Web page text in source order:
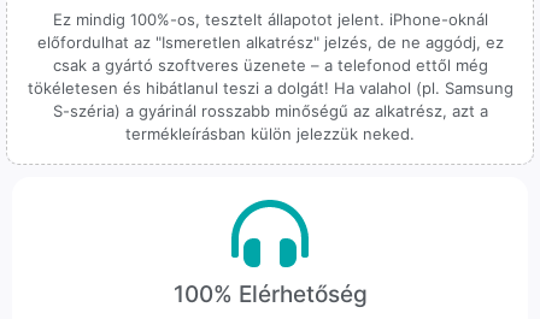
Ez mindig 100%-os, tesztelt állapotot jelent. iPhone-oknál
előfordulhat az "Ismeretlen alkatrész" jelzés, de ne aggódj, ez
csak a gyártó szoftveres üzenete – a telefonod ettől még
tökéletesen és hibátlanul teszi a dolgát! Ha valahol (pl. Samsung
S-széria) a gyárinál rosszabb minőségű az alkatrész, azt a
termékleírásban külön jelezzük neked.
100% Elérhetőség